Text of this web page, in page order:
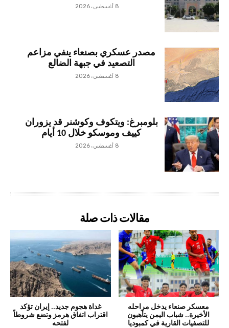
8 أغسطس، 2026
مصدر عسكري بصنعاء ينفي مزاعم
التصعيد في جبهة الضالع
8 أغسطس، 2026
بلومبرغ: ويتكوف وكوشنر قد يزوران
كييف وموسكو خلال 10 أيام
8 أغسطس، 2026
مقالات ذات صلة
معسكر صنعاء يدخل مراحله
الأخيرة.. شباب اليمن يتأهبون
للتصفيات القارية في كمبوديا
غداة هجوم جديد.. إيران تؤكد
اقتراب اتفاق هرمز وتضع شروطاً
لفتحه